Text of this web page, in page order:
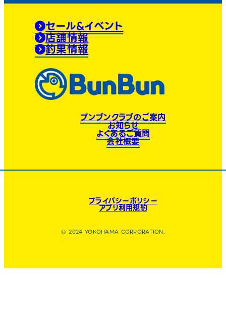
セール&イベント
店舗情報
釣果情報
ブンブンクラブのご案内
お知らせ
よくあるご質問
会社概要
プライバシーポリシー
アプリ利用規約
© 2024 YOKOHAMA CORPORATION.